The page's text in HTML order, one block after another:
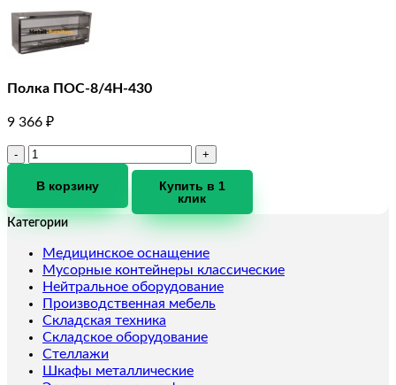
Полка ПОС-8/4Н-430
9 366 ₽
Количество
Полка
В корзину
Купить в 1
клик
Категории
Медицинское оснащение
Мусорные контейнеры классические
Нейтральное оборудование
Производственная мебель
Складская техника
Складское оборудование
Стеллажи
Шкафы металлические